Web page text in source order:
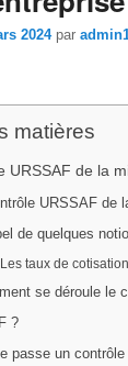
2024 par
matières
URSSAF de la
URSSAF de
de quelques
Les taux de
se déroule le
?
passe un